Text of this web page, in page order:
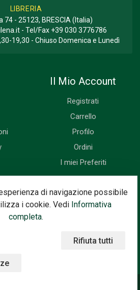
di navigazione possibile
i cookie. Vedi Informativa
completa.
Rifiuta tutti
LIBRERIA
74 - 25123, BRESCIA (Italia)
- Tel/Fax +39 030 3776786
19,30 - Chiuso Domenica e Lunedì
Il Mio Account
Registrati
Carrello
Profilo
Ordini
I miei Preferiti
newsletter. Riceverai prima di tutti le
i prossimi eventi...
Iscriviti